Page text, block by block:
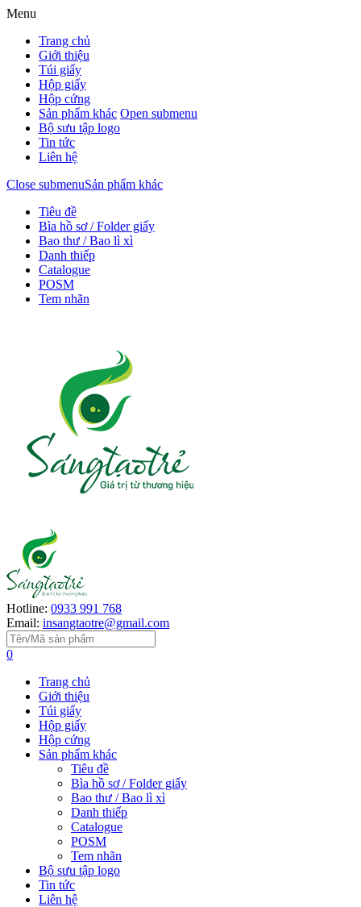
Menu
Trang chủ
Giới thiệu
Túi giấy
Hộp giấy
Hộp cứng
Sản phẩm khác Open submenu
Bộ sưu tập logo
Tin tức
Liên hệ
Close submenuSản phẩm khác
Tiêu đề
Bìa hồ sơ / Folder giấy
Bao thư / Bao lì xì
Danh thiếp
Catalogue
POSM
Tem nhãn
Hotline: 0933 991 768
Email: insangtaotre@gmail.com
0
Trang chủ
Giới thiệu
Túi giấy
Hộp giấy
Hộp cứng
Sản phẩm khác
Tiêu đề
Bìa hồ sơ / Folder giấy
Bao thư / Bao lì xì
Danh thiếp
Catalogue
POSM
Tem nhãn
Bộ sưu tập logo
Tin tức
Liên hệ